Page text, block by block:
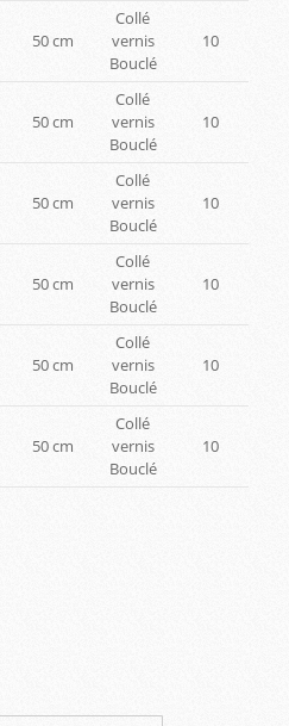
50 cm
Collé
vernis
Bouclé
10
50 cm
Collé
vernis
Bouclé
10
50 cm
Collé
vernis
Bouclé
10
50 cm
Collé
vernis
Bouclé
10
50 cm
Collé
vernis
Bouclé
10
50 cm
Collé
vernis
Bouclé
10